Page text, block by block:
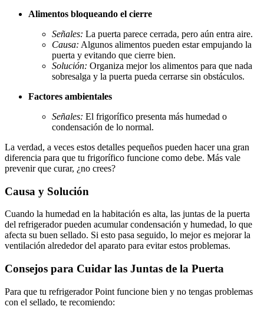
Alimentos bloqueando el cierre
Señales: La puerta parece cerrada, pero aún entra aire.
Causa: Algunos alimentos pueden estar empujando la
puerta y evitando que cierre bien.
Solución: Organiza mejor los alimentos para que nada
sobresalga y la puerta pueda cerrarse sin obstáculos.
Factores ambientales
Señales: El frigorífico presenta más humedad o
condensación de lo normal.
La verdad, a veces estos detalles pequeños pueden hacer una gran
diferencia para que tu frigorífico funcione como debe. Más vale
prevenir que curar, ¿no crees?
Causa y Solución
Cuando la humedad en la habitación es alta, las juntas de la puerta
del refrigerador pueden acumular condensación y humedad, lo que
afecta su buen sellado. Si esto pasa seguido, lo mejor es mejorar la
ventilación alrededor del aparato para evitar estos problemas.
Consejos para Cuidar las Juntas de la Puerta
Para que tu refrigerador Point funcione bien y no tengas problemas
con el sellado, te recomiendo: